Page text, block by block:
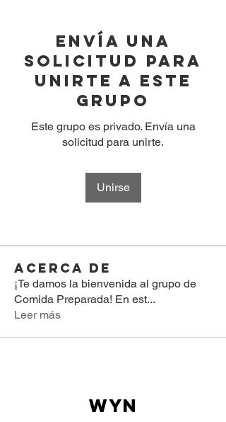
Envía una
solicitud para
unirte a este
grupo
Este grupo es privado. Envía una
solicitud para unirte.
Unirse
Acerca de
¡Te damos la bienvenida al grupo de
Comida Preparada! En est...
Leer más
WYN